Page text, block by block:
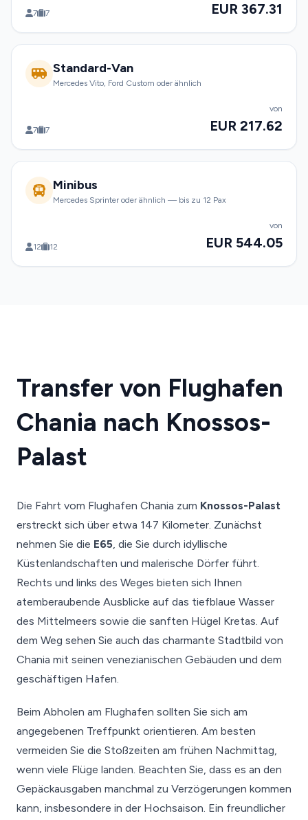
7 7 EUR 367.31
Standard-Van
Mercedes Vito, Ford Custom oder ähnlich
7 7
von
EUR 217.62
Minibus
Mercedes Sprinter oder ähnlich — bis zu 12 Pax
12 12
von
EUR 544.05
Transfer von Flughafen
Chania nach Knossos-
Palast
Die Fahrt vom Flughafen Chania zum Knossos-Palast
erstreckt sich über etwa 147 Kilometer. Zunächst
nehmen Sie die E65, die Sie durch idyllische
Küstenlandschaften und malerische Dörfer führt.
Rechts und links des Weges bieten sich Ihnen
atemberaubende Ausblicke auf das tiefblaue Wasser
des Mittelmeers sowie die sanften Hügel Kretas. Auf
dem Weg sehen Sie auch das charmante Stadtbild von
Chania mit seinen venezianischen Gebäuden und dem
geschäftigen Hafen.
Beim Abholen am Flughafen sollten Sie sich am
angegebenen Treffpunkt orientieren. Am besten
vermeiden Sie die Stoßzeiten am frühen Nachmittag,
wenn viele Flüge landen. Beachten Sie, dass es an den
Gepäckausgaben manchmal zu Verzögerungen kommen
kann, insbesondere in der Hochsaison. Ein freundlicher